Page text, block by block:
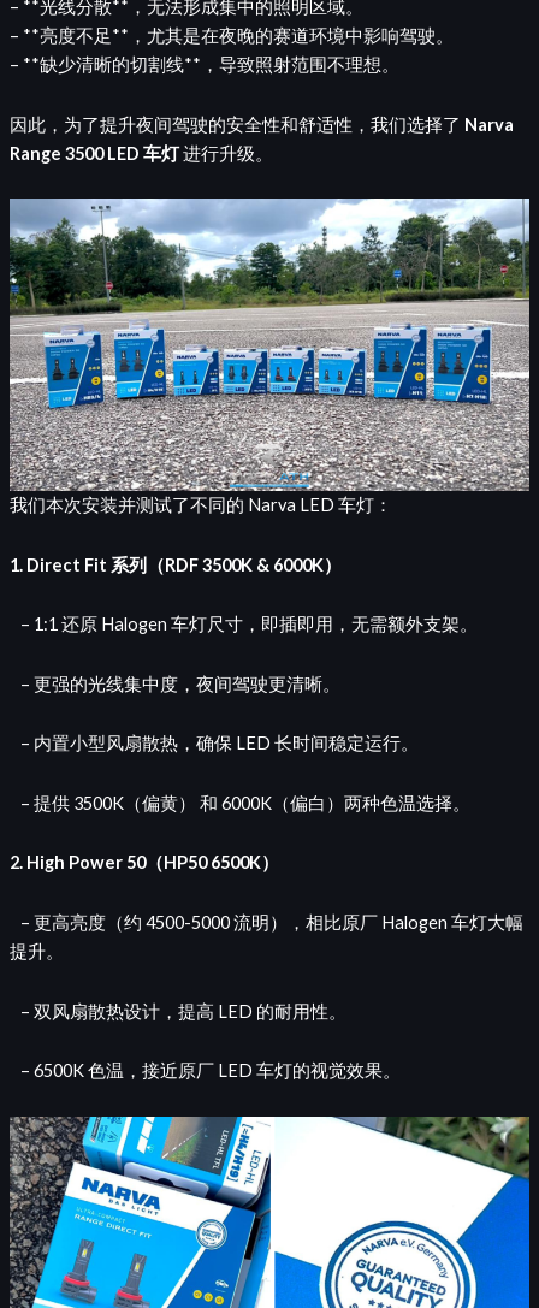
– **光线分散**，无法形成集中的照明区域。
– **亮度不足**，尤其是在夜晚的赛道环境中影响驾驶。
– **缺少清晰的切割线**，导致照射范围不理想。
因此，为了提升夜间驾驶的安全性和舒适性，我们选择了 Narva
Range 3500 LED 车灯进行升级。
我们本次安装并测试了不同的 Narva LED 车灯：
1. Direct Fit 系列（RDF 3500K & 6000K）
– 1:1 还原 Halogen 车灯尺寸，即插即用，无需额外支架。
– 更强的光线集中度，夜间驾驶更清晰。
– 内置小型风扇散热，确保 LED 长时间稳定运行。
– 提供 3500K（偏黄） 和 6000K（偏白）两种色温选择。
2. High Power 50（HP50 6500K）
– 更高亮度（约 4500-5000 流明），相比原厂 Halogen 车灯大幅
提升。
– 双风扇散热设计，提高 LED 的耐用性。
– 6500K 色温，接近原厂 LED 车灯的视觉效果。